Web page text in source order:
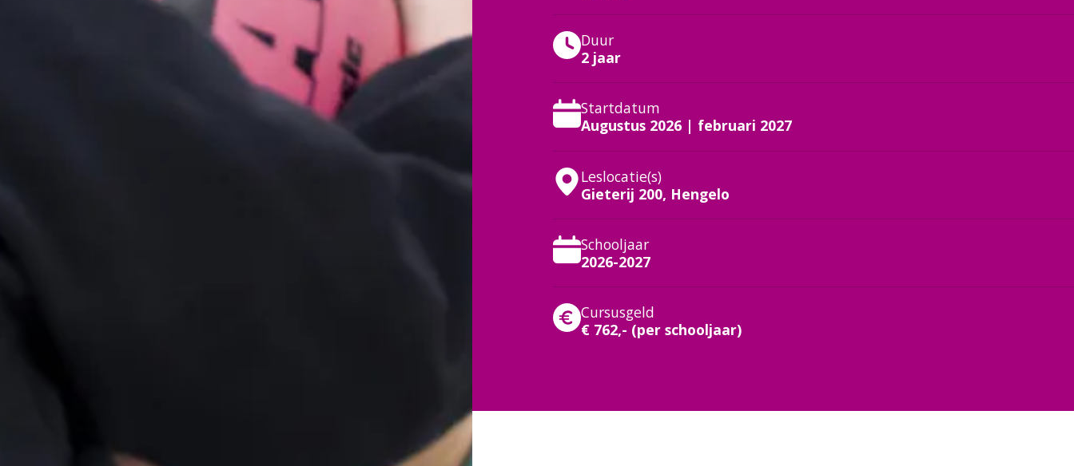
Duur
2 jaar
Startdatum
Augustus 2026 | februari 2027
Leslocatie(s)
Gieterij 200, Hengelo
Schooljaar
2026-2027
Cursusgeld
€ 762,- (per schooljaar)